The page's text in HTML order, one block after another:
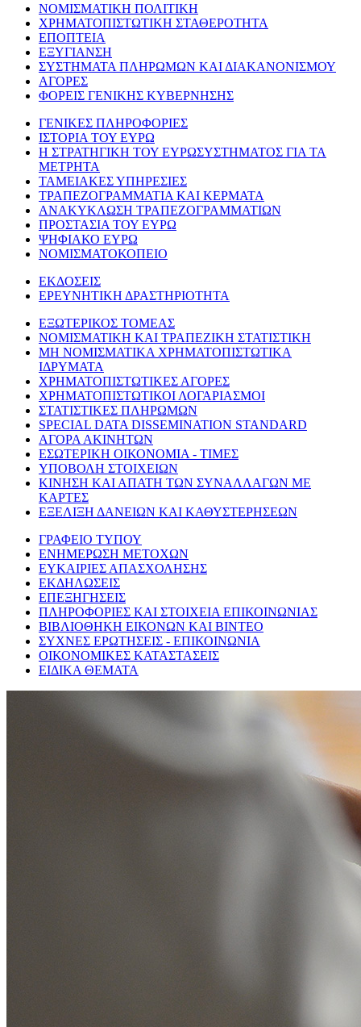
ΝΟΜΙΣΜΑΤΙΚΗ ΠΟΛΙΤΙΚΗ
ΧΡΗΜΑΤΟΠΙΣΤΩΤΙΚΗ ΣΤΑΘΕΡΟΤΗΤΑ
ΕΠΟΠΤΕΙΑ
ΕΞΥΓΙΑΝΣΗ
ΣΥΣΤΗΜΑΤΑ ΠΛΗΡΩΜΩΝ ΚΑΙ ΔΙΑΚΑΝΟΝΙΣΜΟΥ
ΑΓΟΡΕΣ
ΦΟΡΕΙΣ ΓΕΝΙΚΗΣ ΚΥΒΕΡΝΗΣΗΣ
ΓΕΝΙΚΕΣ ΠΛΗΡΟΦΟΡΙΕΣ
ΙΣΤΟΡΙΑ ΤΟΥ ΕΥΡΩ
Η ΣΤΡΑΤΗΓΙΚΗ ΤΟΥ ΕΥΡΩΣΥΣΤΗΜΑΤΟΣ ΓΙΑ ΤΑ
ΜΕΤΡΗΤΑ
ΤΑΜΕΙΑΚΕΣ ΥΠΗΡΕΣΙΕΣ
ΤΡΑΠΕΖΟΓΡΑΜΜΑΤΙΑ ΚΑΙ ΚΕΡΜΑΤΑ
ΑΝΑΚΥΚΛΩΣΗ ΤΡΑΠΕΖΟΓΡΑΜΜΑΤΙΩΝ
ΠΡΟΣΤΑΣΙΑ ΤΟΥ ΕΥΡΩ
ΨΗΦΙΑΚΟ ΕΥΡΩ
ΝΟΜΙΣΜΑΤΟΚΟΠΕΙΟ
ΕΚΔΟΣΕΙΣ
ΕΡΕΥΝΗΤΙΚΗ ΔΡΑΣΤΗΡΙΟΤΗΤΑ
ΕΞΩΤΕΡΙΚΟΣ ΤΟΜΕΑΣ
ΝΟΜΙΣΜΑΤΙΚΗ ΚΑΙ ΤΡΑΠΕΖΙΚΗ ΣΤΑΤΙΣΤΙΚΗ
ΜΗ ΝΟΜΙΣΜΑΤΙΚΑ ΧΡΗΜΑΤΟΠΙΣΤΩΤΙΚΑ
ΙΔΡΥΜΑΤΑ
ΧΡΗΜΑΤΟΠΙΣΤΩΤΙΚΕΣ ΑΓΟΡΕΣ
ΧΡΗΜΑΤΟΠΙΣΤΩΤΙΚΟΙ ΛΟΓΑΡΙΑΣΜΟΙ
ΣΤΑΤΙΣΤΙΚΕΣ ΠΛΗΡΩΜΩΝ
SPECIAL DATA DISSEMINATION STANDARD
ΑΓΟΡΑ ΑΚΙΝΗΤΩΝ
ΕΣΩΤΕΡΙΚΗ ΟΙΚΟΝΟΜΙΑ - ΤΙΜΕΣ
ΥΠΟΒΟΛΗ ΣΤΟΙΧΕΙΩΝ
ΚΙΝΗΣΗ ΚΑΙ ΑΠΑΤΗ ΤΩΝ ΣΥΝΑΛΛΑΓΩΝ ΜΕ
ΚΑΡΤΕΣ
ΕΞΕΛΙΞΗ ΔΑΝΕΙΩΝ ΚΑΙ ΚΑΘΥΣΤΕΡΗΣΕΩΝ
ΓΡΑΦΕΙΟ ΤΥΠΟΥ
ΕΝΗΜΕΡΩΣΗ ΜΕΤΟΧΩΝ
ΕΥΚΑΙΡΙΕΣ ΑΠΑΣΧΟΛΗΣΗΣ
ΕΚΔΗΛΩΣΕΙΣ
ΕΠΕΞΗΓΗΣΕΙΣ
ΠΛΗΡΟΦΟΡΙΕΣ ΚΑΙ ΣΤΟΙΧΕΙΑ ΕΠΙΚΟΙΝΩΝΙΑΣ
ΒΙΒΛΙΟΘΗΚΗ ΕΙΚΟΝΩΝ ΚΑΙ ΒΙΝΤΕΟ
ΣΥΧΝΕΣ ΕΡΩΤΗΣΕΙΣ - ΕΠΙΚΟΙΝΩΝΙΑ
ΟΙΚΟΝΟΜΙΚΕΣ ΚΑΤΑΣΤΑΣΕΙΣ
ΕΙΔΙΚΑ ΘΕΜΑΤΑ